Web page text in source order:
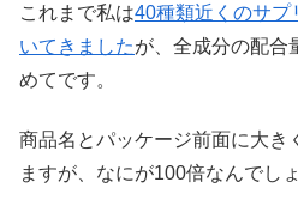
これまで私は40種類近くのサプ
いてきましたが、全成分の配合
めてです。
商品名とパッケージ前面に大き
ますが、なにが100倍なんでし